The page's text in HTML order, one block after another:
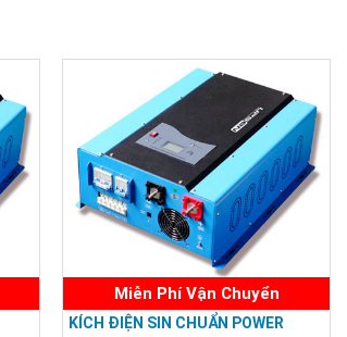
Miễn Phí Vận Chuyển
KÍCH ĐIỆN SIN CHUẨN POWER